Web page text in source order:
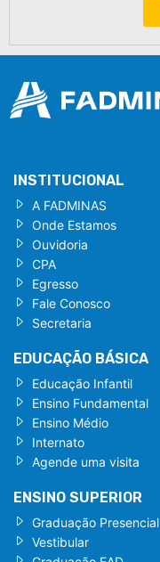
INSTITUCIONAL
A FADMINAS
Onde Estamos
Ouvidoria
CPA
Egresso
Fale Conosco
Secretaria
EDUCAÇÃO BÁSICA
Educação Infantil
Ensino Fundamental
Ensino Médio
Internato
Agende uma visita
ENSINO SUPERIOR
Graduação Presencial
Vestibular